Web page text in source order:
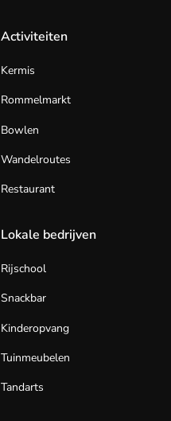
Activiteiten
Kermis
Rommelmarkt
Bowlen
Wandelroutes
Restaurant
Lokale bedrijven
Rijschool
Snackbar
Kinderopvang
Tuinmeubelen
Tandarts